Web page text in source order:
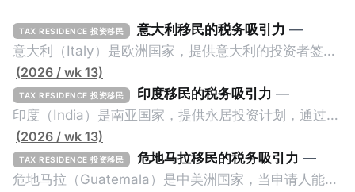
TAX RESIDENCE 投资移民 意大利移民的税务吸引力 —
意大利（Italy）是欧洲国家，提供意大利的投资者签证
计划。申请人必须满足至少以下一项标准才能获得两年
投资者签证： * 投资200万欧元意大利政府债券； * 投
资50万欧元意大利股票； * 投资25万欧元于创新初创
企业；或 * 向意大利公共利益项目捐赠100万欧元。 当
投资者在居留许可证有效期的两年内保持投资，则可以
在居留证到期日前至少60天申请续签3年。当投资者经
(2026 / wk 13)
TAX RESIDENCE 投资移民 印度移民的税务吸引力 —
印度（India）是南亚国家，提供永居投资计划，通过满
足特定的标准获得居留权。印度的永居投资计划要求申
请人透过外国直接投资（FDI）途径投资印度： * 申请
人必须在18个月内投资至少1亿卢比（约合773万人民
(2026 / wk 13)
TAX RESIDENCE 投资移民 危地马拉移民的税务吸引力 —
危地马拉（Guatemala）是中美洲国家，当申请人能够